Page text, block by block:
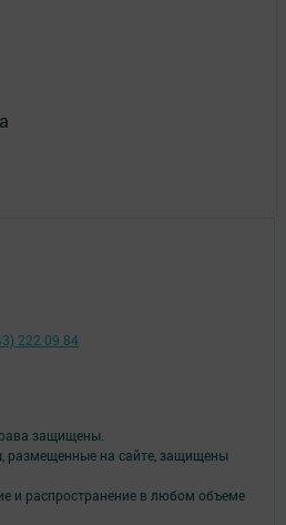
защищены.
на сайте, защищены
и распространение в любом объеме
222 09 84